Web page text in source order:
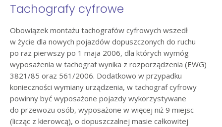
Tachografy cyfrowe
Obowiązek montażu tachografów cyfrowych wszedł
w życie dla nowych pojazdów dopuszczonych do ruchu
po raz pierwszy po 1 maja 2006, dla których wymóg
wyposażenia w tachograf wynika z rozporządzenia (EWG)
3821/85 oraz 561/2006. Dodatkowo w przypadku
konieczności wymiany urządzenia, w tachograf cyfrowy
powinny być wyposażone pojazdy wykorzystywane
do przewozu osób, wyposażone w więcej niż 9 miejsc
(licząc z kierowcą), o dopuszczalnej masie całkowitej